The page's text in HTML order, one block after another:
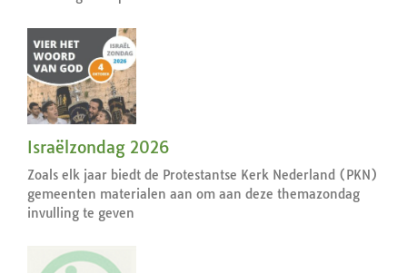
Israëlzondag 2026
Zoals elk jaar biedt de Protestantse Kerk Nederland (PKN)
gemeenten materialen aan om aan deze themazondag
invulling te geven